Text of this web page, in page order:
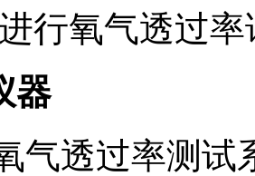
行氧气透过率
器
气透过率测